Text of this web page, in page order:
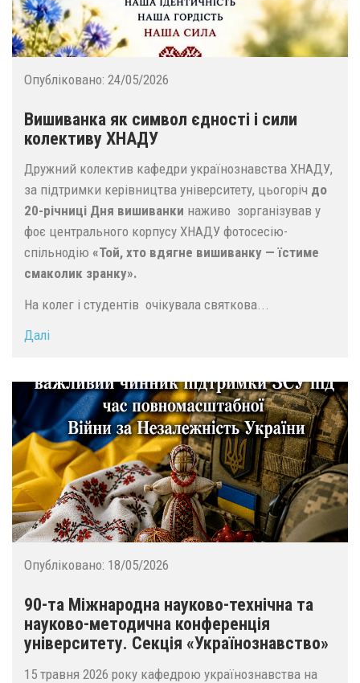
Опубліковано: 24/05/2026
Вишиванка як символ єдності і сили
колективу ХНАДУ
Дружний колектив кафедри українознавства ХНАДУ,
за підтримки керівництва університету, цьогоріч до
20-річниці Дня вишиванки наживо зорганізував у
фоє центрального корпусу ХНАДУ фотосесію-
спільнодію «Той, хто вдягне вишиванку — їстиме
смаколик зранку».
На колег і студентів очікувала святкова...
Далі
Опубліковано: 18/05/2026
90-та Міжнародна науково-технічна та
науково-методична конференція
університету. Секція «Українознавство»
15 травня 2026 року кафедрою українознавства на